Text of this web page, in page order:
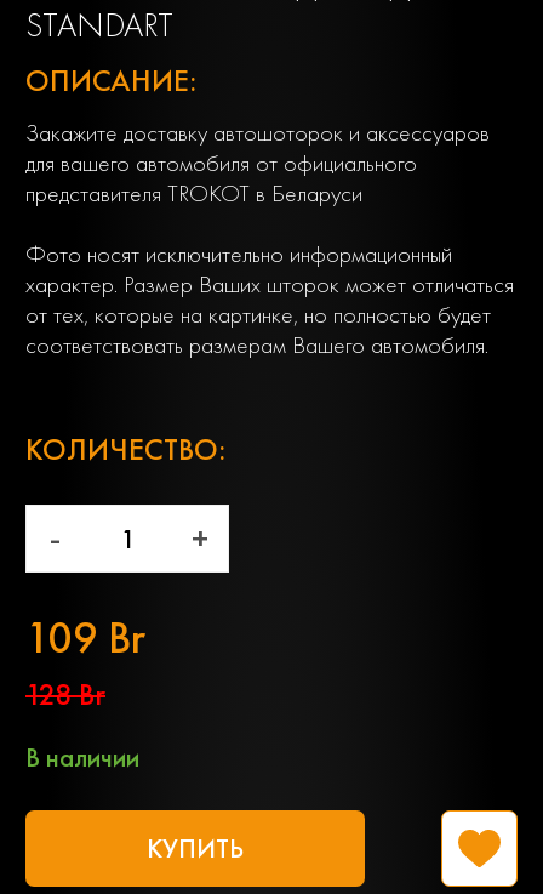
STANDART
ОПИСАНИЕ:
Закажите доставку автошоторок и аксессуаров
для вашего автомобиля от официального
представителя TROKOT в Беларуси
Фото носят исключительно информационный
характер. Размер Ваших шторок может отличаться
от тех, которые на картинке, но полностью будет
соответствовать размерам Вашего автомобиля.
КОЛИЧЕСТВО:
- +
109 Br
128 Br
В наличии
КУПИТЬ